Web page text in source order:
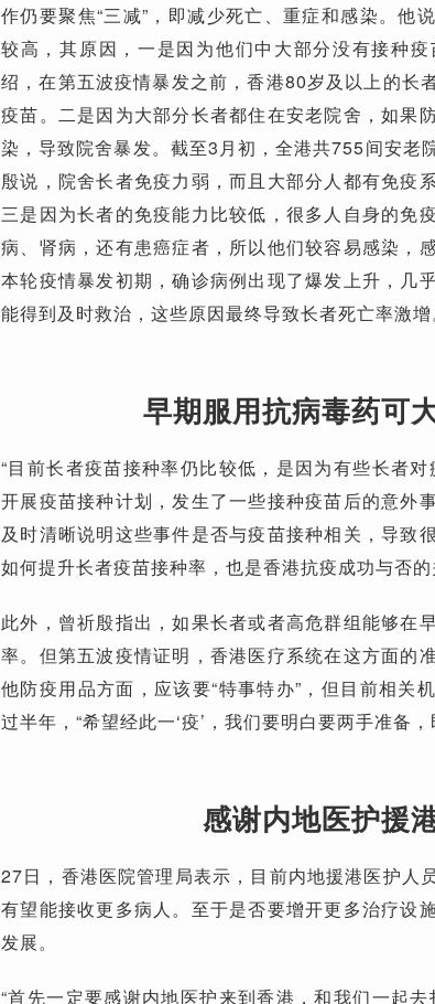
作仍要聚焦“三减”，即减少死亡、重症和感染。他
较高，其原因，一是因为他们中大部分没有接种
绍，在第五波疫情暴发之前，香港80岁及以上的长
疫苗。二是因为大部分长者都住在安老院舍，如果
染，导致院舍暴发。截至3月初，全港共755间安老
殷说，院舍长者免疫力弱，而且大部分人都有免疫
三是因为长者的免疫能力比较低，很多人自身的免
病、肾病，还有患癌症者，所以他们较容易感染，
本轮疫情暴发初期，确诊病例出现了爆发上升，几
能得到及时救治，这些原因最终导致长者死亡率激增
早期服用抗病毒药可
“目前长者疫苗接种率仍比较低，是因为有些长者
开展疫苗接种计划，发生了一些接种疫苗后的意外
及时清晰说明这些事件是否与疫苗接种相关，导致
如何提升长者疫苗接种率，也是香港抗疫成功与否的
此外，曾祈殷指出，如果长者或者高危群组能够在
率。但第五波疫情证明，香港医疗系统在这方面的
他防疫用品方面，应该要“特事特办”，但目前相关
过半年，“希望经此一‘疫’，我们要明白要两手准备
感谢内地医护援
27日，香港医院管理局表示，目前内地援港医护人
有望能接收更多病人。至于是否要增开更多治疗设
发展。
“首先一定要感谢内地医护来到香港，和我们一起